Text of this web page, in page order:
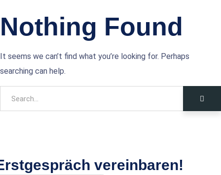
Nothing Found
It seems we can’t find what you’re looking for. Perhaps
searching can help.
vereinbaren!